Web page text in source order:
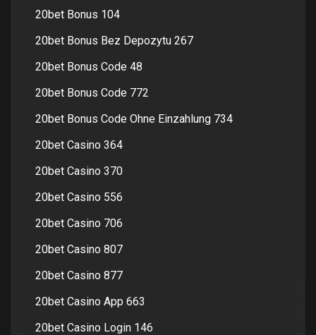
20bet Bonus 104
20bet Bonus Bez Depozytu 267
20bet Bonus Code 48
20bet Bonus Code 772
20bet Bonus Code Ohne Einzahlung 734
20bet Casino 364
20bet Casino 370
20bet Casino 556
20bet Casino 706
20bet Casino 807
20bet Casino 877
20bet Casino App 663
20bet Casino Login 146